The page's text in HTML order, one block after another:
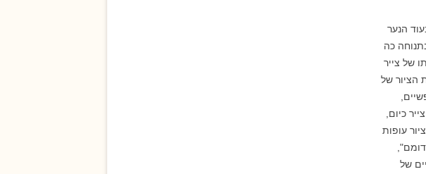
הנער
כה
של צייר
הציור של
זאת, צייר במאה ה-18, ממש כמו צייר כיום,
עופות
של